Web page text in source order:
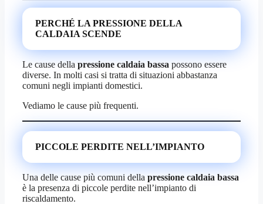
PERCHÉ LA PRESSIONE DELLA
CALDAIA SCENDE
Le cause della pressione caldaia bassa possono essere
diverse. In molti casi si tratta di situazioni abbastanza
comuni negli impianti domestici.
Vediamo le cause più frequenti.
PICCOLE PERDITE NELL’IMPIANTO
Una delle cause più comuni della pressione caldaia bassa
è la presenza di piccole perdite nell’impianto di
riscaldamento.